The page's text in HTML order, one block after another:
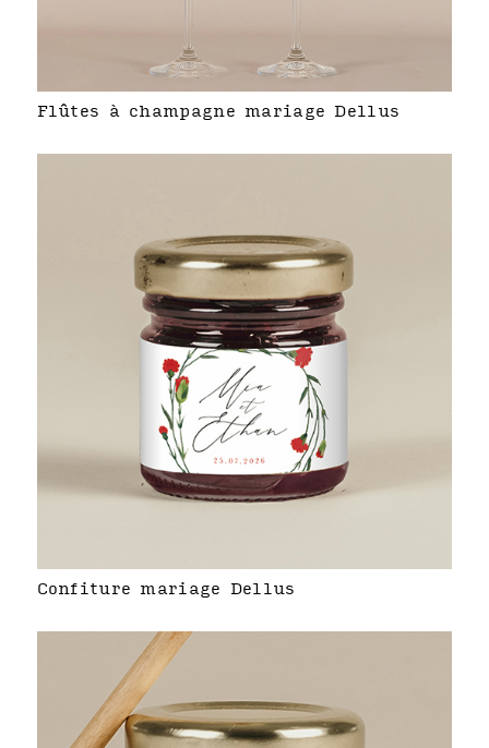
Flûtes à champagne mariage Dellus
Confiture mariage Dellus